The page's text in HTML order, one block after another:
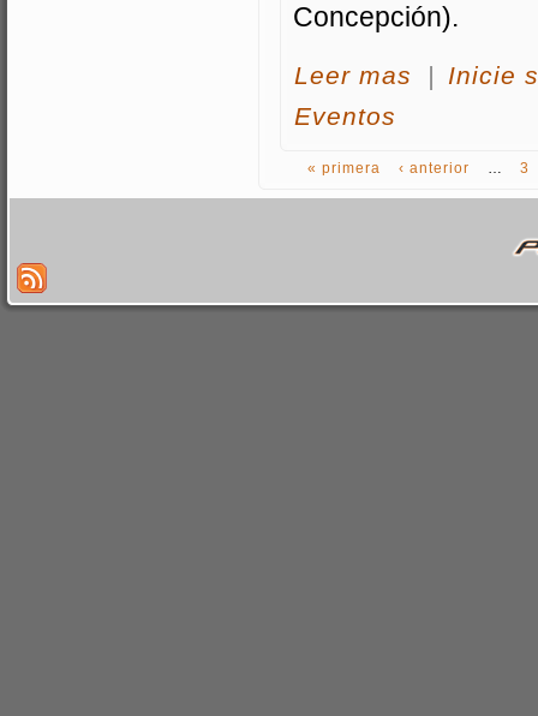
Concepción).
Leer mas acerca Marchas
| Inicie
Eventos
PÁGINAS
« primera ‹ anterior … 3